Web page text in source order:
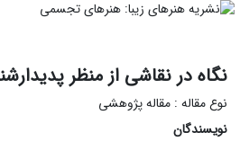
نگاه در نقاشی از منظر
نوع مقاله : مقاله پژوهشی
نویسندگان